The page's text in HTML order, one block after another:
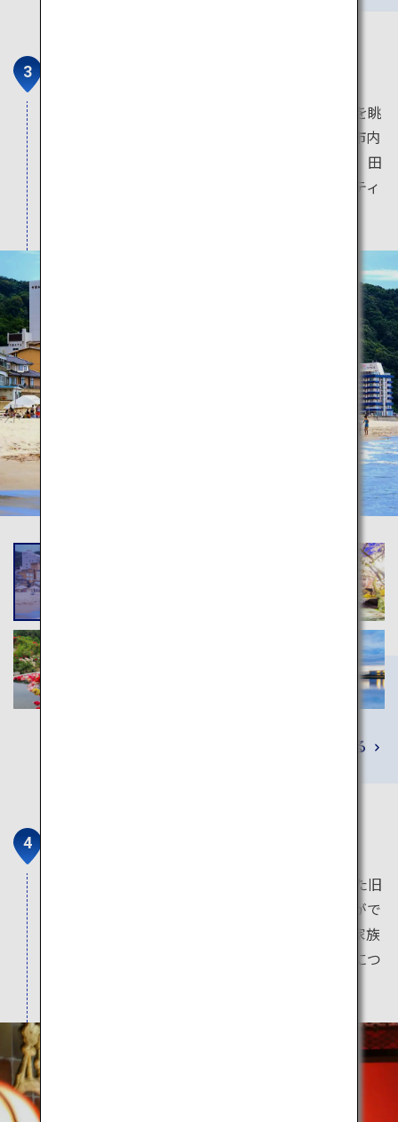
日本海に面した温泉地である湯野浜温泉では海を眺
めながら旅館に滞在できます。ほかにも、鶴岡市内
には、あつみ、湯田川、由良といった温泉街や、田
園風景を楽しめるスイデンテラスなど、バラエティ
詳しくみる
相馬樓は、かつて貿易で栄えた湊町酒田にあった旧
料亭で、現在は観光施設として舞娘の演舞鑑賞がで
きます。同じく旧料亭である山王くらぶでは、家族
の幸せや子どもの成長を願って作った飾りを傘につ